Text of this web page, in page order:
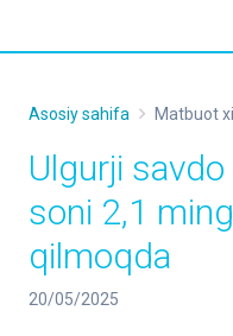
Asosiy sahifa Matbuot
Ulgurji
soni 2,1
qilmoqda
20/05/2025